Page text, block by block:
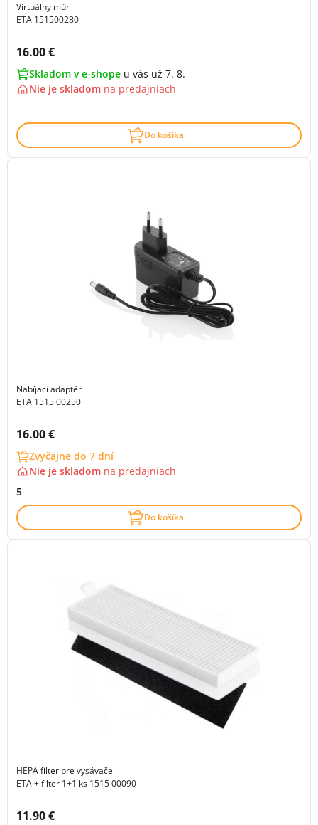
Virtuálny múr
ETA 151500280
Cena s DPH:
16.00 €
Skladom v e-shope u vás už 7. 8.
Nie je skladom na predajniach
Do košíka
Nabíjací adaptér
ETA 1515 00250
Cena s DPH:
16.00 €
Zvyčajne do 7 dní
Nie je skladom na predajniach
5
Do košíka
HEPA filter pre vysávače
ETA + filter 1+1 ks 1515 00090
Cena s DPH:
11.90 €